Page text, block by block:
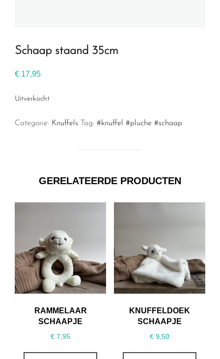
Schaap staand 35cm
€ 17,95
Uitverkocht
Categorie: Knuffels Tag: #knuffel #pluche #schaap
GERELATEERDE PRODUCTEN
RAMMELAAR
SCHAAPJE
€ 7,95
KNUFFELDOEK
SCHAAPJE
€9,50